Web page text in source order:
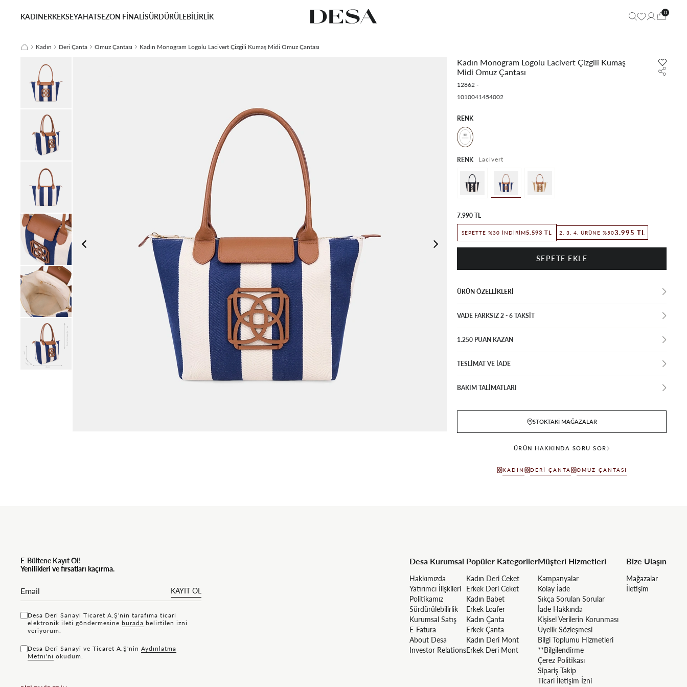
KADINERKEKSEYAHATSEZON FİNALİSÜRDÜRÜLEBİLİRLİK 0
Kadın Deri Çanta Omuz Çantası Kadın Monogram Logolu Lacivert Çizgili Kumaş Midi Omuz Çantası
Kadın Monogram Logolu Lacivert Çizgili Kumaş
Midi Omuz Çantası
12862 -
1010041454002
RENK
RENK Lacivert
7.990 TL
SEPETTE %30 İNDIRIM5.593 TL 2. 3. 4. ÜRÜNE %503.995 TL
ÜRÜN ÖZELLIKLERI
VADE FARKSIZ 2 - 6 TAKSIT
1.250 PUAN KAZAN
TESLİMAT VE İADE
BAKIM TALİMATLARI
STOKTAKI MAĞAZALAR
ÜRÜN HAKKINDA SORU SOR
KADIN DERI ÇANTA OMUZ ÇANTASI
E-Bültene Kayıt Ol!
Yenilikleri ve fırsatları kaçırma.
KAYIT OL
Desa Deri Sanayi Ticaret A.Ş'nin tarafıma ticari
elektronik ileti göndermesine bu rada belirtilen izni
veriyorum.
Desa Deri Sanayi ve Ticaret A.Ş'nin Aydınlatma
Metni'ni okudum.
Desa Kurumsal
Hakkımızda
Yatırımcı İlişkileri
Politikamız
Sürdürülebilirlik
Kurumsal Satış
E-Fatura
About Desa
Investor Relations
Popüler Kategoriler
Kadın Deri Ceket
Erkek Deri Ceket
Kadın Babet
Erkek Loafer
Kadın Çanta
Erkek Çanta
Kadın Deri Mont
Erkek Deri Mont
Müşteri Hizmetleri
Kampanyalar
Kolay İade
Sıkça Sorulan Sorular
İade Hakkında
Kişisel Verilerin Korunması
Üyelik Sözleşmesi
Bilgi Toplumu Hizmetleri
**Bilgilendirme
Çerez Politikası
Sipariş Takip
Ticari İletişim İzni
Bize Ulaşın
Mağazalar
İletişim